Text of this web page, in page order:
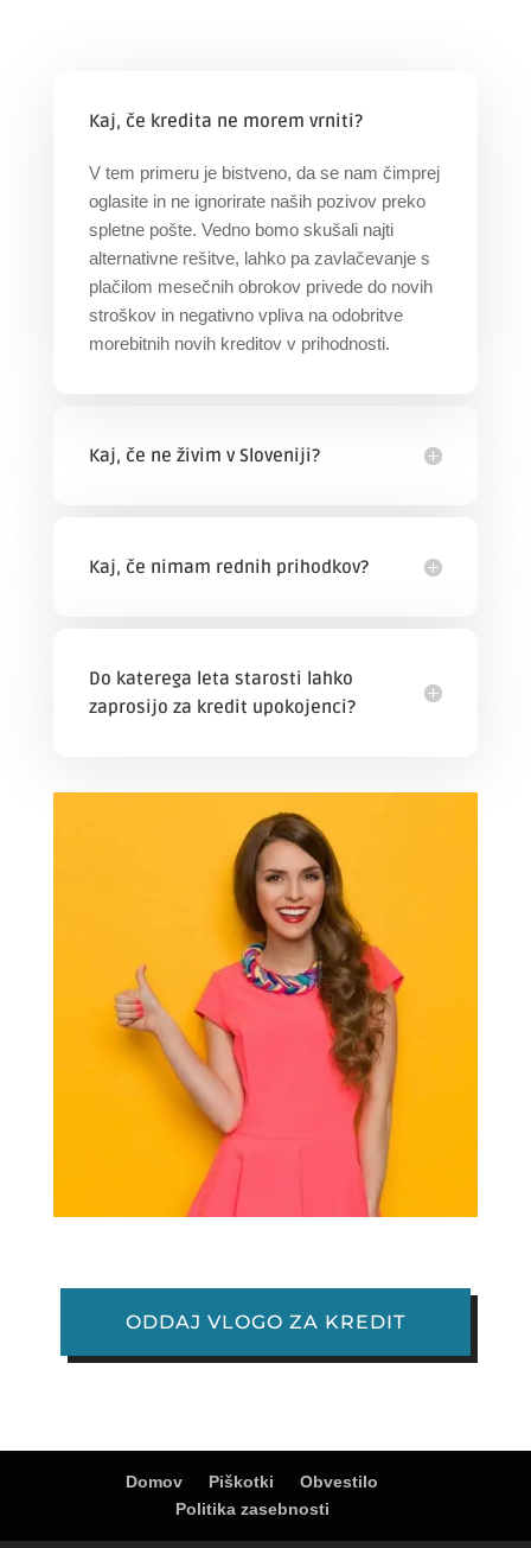
Kaj, če kredita ne morem vrniti?
V tem primeru je bistveno, da se nam čimprej
oglasite in ne ignorirate naših pozivov preko
spletne pošte. Vedno bomo skušali najti
alternativne rešitve, lahko pa zavlačevanje s
plačilom mesečnih obrokov privede do novih
stroškov in negativno vpliva na odobritve
morebitnih novih kreditov v prihodnosti.
Kaj, če ne živim v Sloveniji?
Kaj, če nimam rednih prihodkov?
Do katerega leta starosti lahko
zaprosijo za kredit upokojenci?
ODDAJ VLOGO ZA KREDIT
Domov Piškotki
Obvestilo
Politika zasebnosti